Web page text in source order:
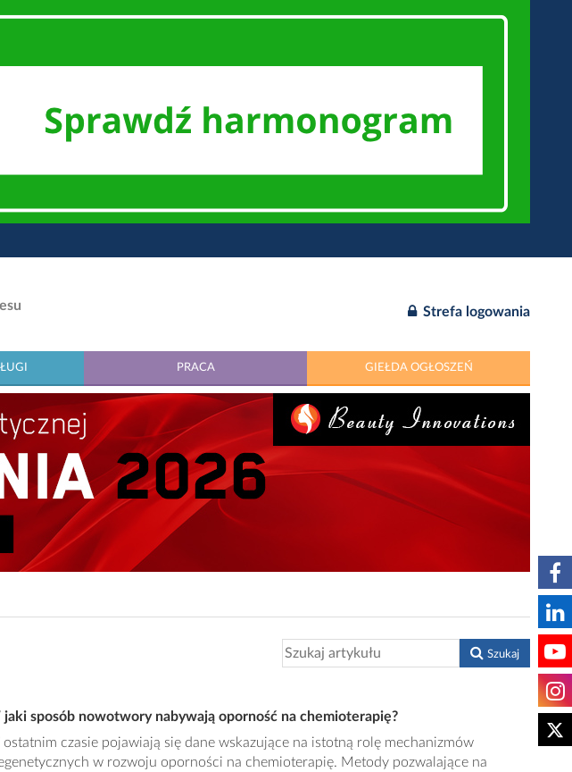
Strefa logowania
PRACA GIEŁDA OGŁOSZEŃ
Szukaj
jaki sposób nowotwory nabywają oporność na chemioterapię?
ostatnim czasie pojawiają się dane wskazujące na istotną rolę mechanizmów
w rozwoju oporności na chemioterapię. Metody pozwalające na